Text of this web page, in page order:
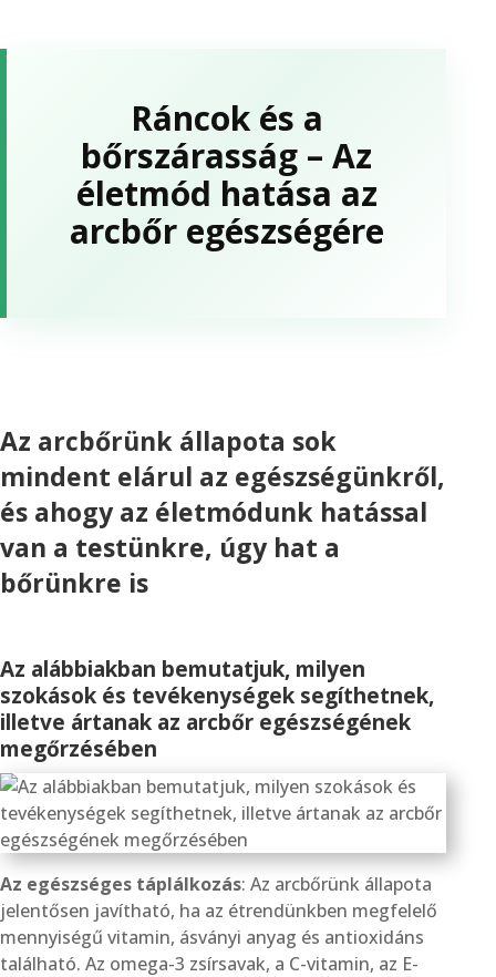
Ráncok és a
bőrszárasság – Az
életmód hatása az
arcbőr egészségére
Az arcbőrünk állapota sok
mindent elárul az egészségünkről,
és ahogy az életmódunk hatással
van a testünkre, úgy hat a
bőrünkre is
Az alábbiakban bemutatjuk, milyen
szokások és tevékenységek segíthetnek,
illetve ártanak az arcbőr egészségének
megőrzésében
Az egészséges táplálkozás: Az arcbőrünk állapota
jelentősen javítható, ha az étrendünkben megfelelő
mennyiségű vitamin, ásványi anyag és antioxidáns
található. Az omega-3 zsírsavak, a C-vitamin, az E-